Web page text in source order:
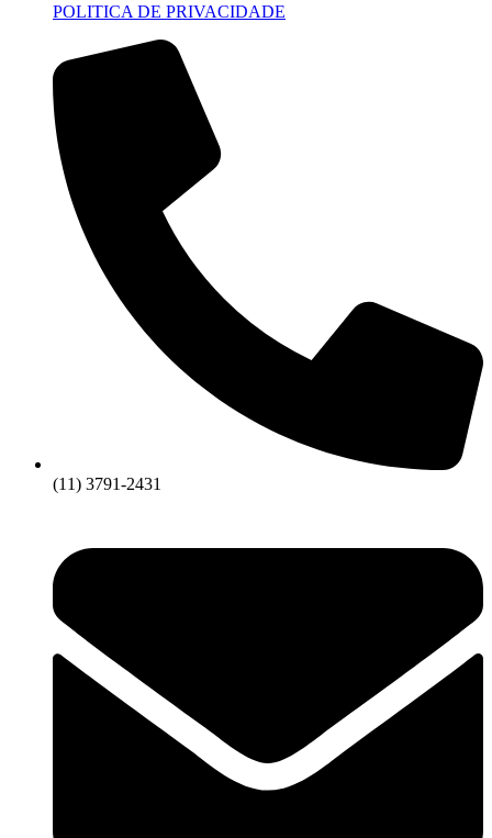
POLITICA DE PRIVACIDADE
(11) 3791-2431